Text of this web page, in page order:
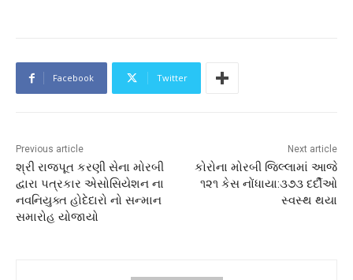
Facebook Twitter
Previous article
શ્રી રાજપૂત કરણી સેના મોરબી
દ્વારા પત્રકાર એસોસિયેશન ના
નવનિયુક્ત હોદેદારો નો સન્માન
સમારોહ યોજાયો
Next article
કોરોના મોરબી જિલ્લામાં આજે
૧૨૧ કેસ નોંધાયા:૩૭૩ દર્દીઓ
સ્વસ્થ થયા